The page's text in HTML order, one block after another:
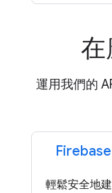
在
運用我們的
輕鬆安全地